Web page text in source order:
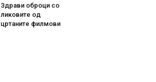
Здрави оброци со
ликовите од
цртаните филмови